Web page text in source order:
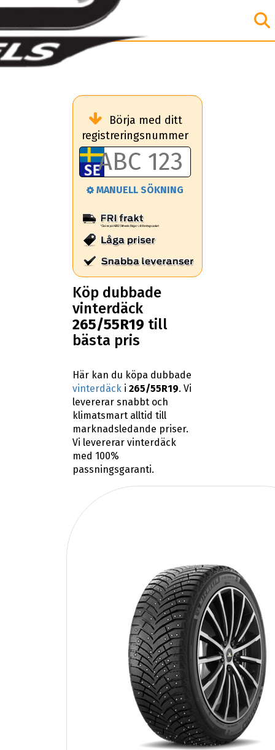
Börja med ditt
registreringsnummer
MANUELL SÖKNING
Köp dubbade
vinterdäck
265/55R19 till
bästa pris
Här kan du köpa dubbade
vinterdäcki 265/55R19. Vi
levererar snabbt och
klimatsmart alltid till
marknadsledande priser.
Vi levererar vinterdäck
med 100%
passningsgaranti.